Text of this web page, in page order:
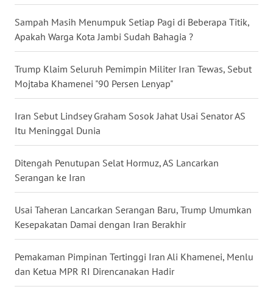
Sampah Masih Menumpuk Setiap Pagi di Beberapa Titik,
Apakah Warga Kota Jambi Sudah Bahagia ?
Trump Klaim Seluruh Pemimpin Militer Iran Tewas, Sebut
Mojtaba Khamenei "90 Persen Lenyap"
Iran Sebut Lindsey Graham Sosok Jahat Usai Senator AS
Itu Meninggal Dunia
Ditengah Penutupan Selat Hormuz, AS Lancarkan
Serangan ke Iran
Usai Taheran Lancarkan Serangan Baru, Trump Umumkan
Kesepakatan Damai dengan Iran Berakhir
Pemakaman Pimpinan Tertinggi Iran Ali Khamenei, Menlu
dan Ketua MPR RI Direncanakan Hadir
NUSANTARA
JOGJA
JATIM
BALI
WN
KALBAR
WN
KALTENG
WN